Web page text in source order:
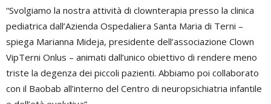
“Svolgiamo la nostra attività di clownterapia presso la clinica
pediatrica dall’Azienda Ospedaliera Santa Maria di Terni –
spiega Marianna Mideja, presidente dell’associazione Clown
VipTerni Onlus – animati dall’unico obiettivo di rendere meno
triste la degenza dei piccoli pazienti. Abbiamo poi collaborato
con il Baobab all’interno del Centro di neuropsichiatria infantile